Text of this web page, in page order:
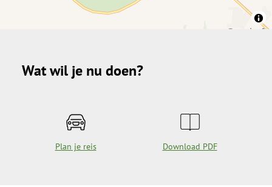
Wat wil je nu doen?
Plan je reis Download PDF